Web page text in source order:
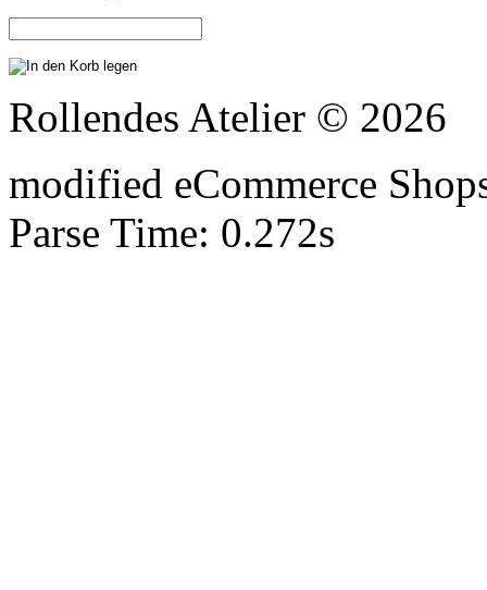
Rollendes Atelier © 2026
modified eCommerce
Parse Time: 0.272s